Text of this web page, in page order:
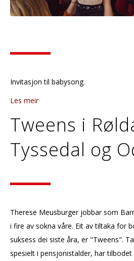
Invitasjon til babysong.
Les meir
Tweens i
Tyssedal og
Therese Meusburger jobbar som
i fire av sokna våre. Eit av tiltaka for
suksess dei siste åra, er "Tweens".
spesielt i pensjonistalder, har